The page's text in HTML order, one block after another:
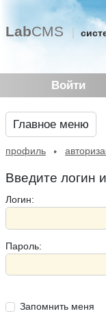
Войти
LabCMS
Главное меню
профиль
Введите логин
Логин:
Пароль:
Запомнить меня